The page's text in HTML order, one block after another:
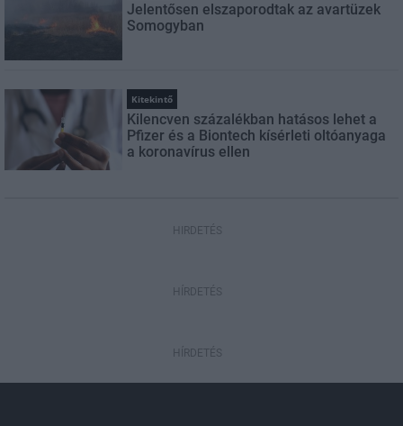
Jelentősen elszaporodtak az avartüzek
Somogyban
Kitekintő
Kilencven százalékban hatásos lehet a
Pfizer és a Biontech kísérleti oltóanyaga
a koronavírus ellen
HIRDETÉS
HÍRDETÉS
HÍRDETÉS